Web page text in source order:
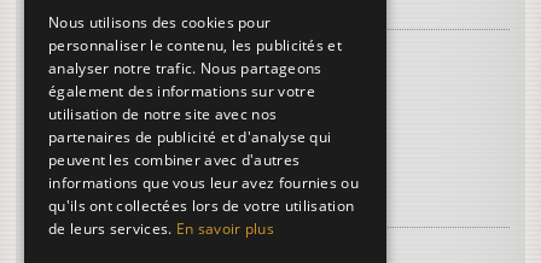
Découvrez le vocabulaire de la reliure ...
Doreur sur tranches
Noeud de tisserand
Plus de termes...
Nous utilisons des cookies pour
personnaliser le contenu, les publicités et
analyser notre trafic. Nous partageons
également des informations sur votre
utilisation de notre site avec nos
partenaires de publicité et d'analyse qui
peuvent les combiner avec d'autres
informations que vous leur avez fournies ou
qu'ils ont collectées lors de votre utilisation
de leurs services. En savoir plus